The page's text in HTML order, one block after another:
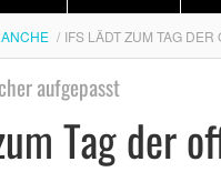
IFS LÄDT ZUM TAG DER
aufgepasst
Tag der